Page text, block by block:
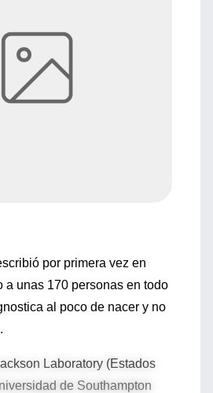
por primera vez en
a unas 170 personas en todo
al poco de nacer y no
Laboratory (Estados
de Southampton